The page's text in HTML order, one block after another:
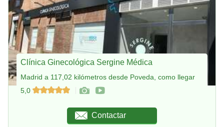
Clínica Ginecológica Sergine Médica
Madrid a 117,02 kilómetros desde Poveda, como llegar
5,0
Contactar